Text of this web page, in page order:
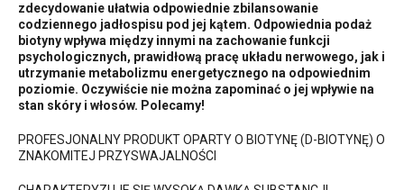
zdecydowanie ułatwia odpowiednie zbilansowanie
codziennego jadłospisu pod jej kątem. Odpowiednia podaż
biotyny wpływa między innymi na zachowanie funkcji
psychologicznych, prawidłową pracę układu nerwowego, jak i
utrzymanie metabolizmu energetycznego na odpowiednim
poziomie. Oczywiście nie można zapominać o jej wpływie na
stan skóry i włosów. Polecamy!
PROFESJONALNY PRODUKT OPARTY O BIOTYNĘ (D-BIOTYNĘ) O
ZNAKOMITEJ PRZYSWAJALNOŚCI